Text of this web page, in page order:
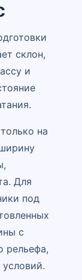
склон,
и
на
Для
под
с
рельефа,